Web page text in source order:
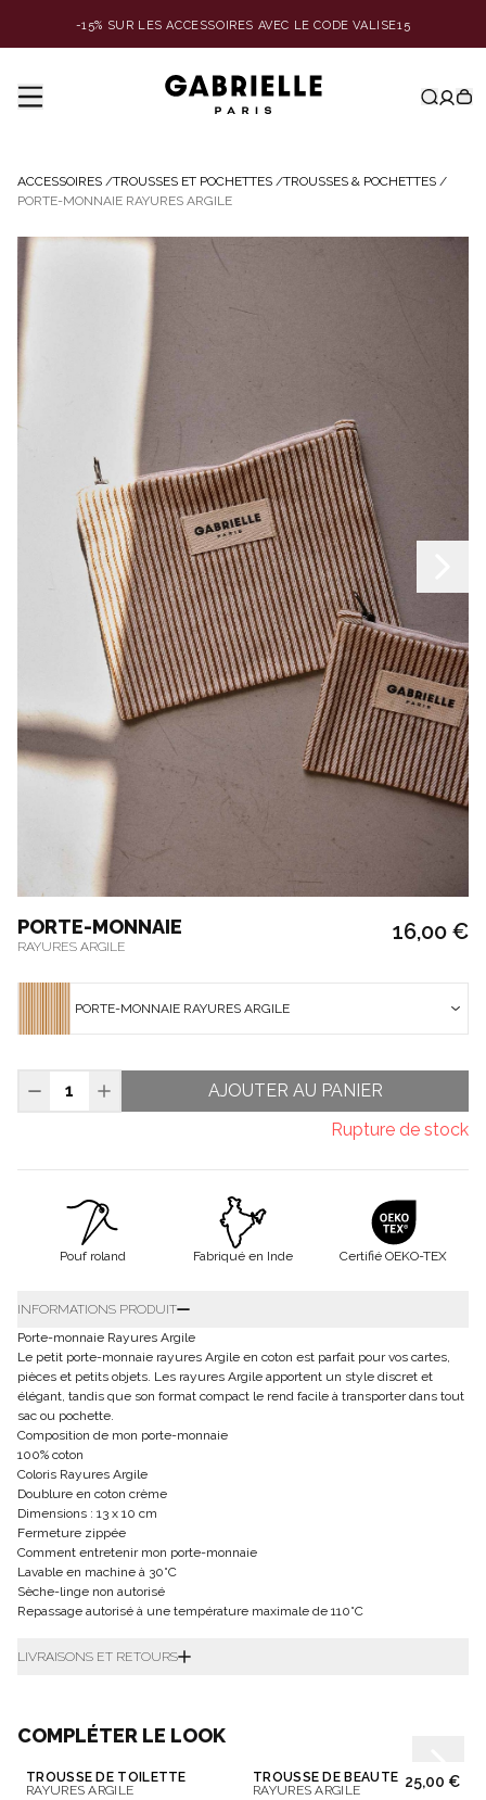
-15% SUR LES ACCESSOIRES AVEC LE CODE VALISE15
ACCESSOIRES /TROUSSES ET POCHETTES /TROUSSES & POCHETTES /
PORTE-MONNAIE RAYURES ARGILE
PORTE-MONNAIE
RAYURES ARGILE
16,00 €
PORTE-MONNAIE RAYURES ARGILE
AJOUTER AU PANIER
Rupture de stock
Pouf roland Fabriqué en Inde Certifié OEKO-TEX
INFORMATIONS PRODUIT
Porte-monnaie Rayures Argile
Le petit porte-monnaie rayures Argile en coton est parfait pour vos cartes,
pièces et petits objets. Les rayures Argile apportent un style discret et
élégant, tandis que son format compact le rend facile à transporter dans tout
sac ou pochette.
Composition de mon porte-monnaie
100% coton
Coloris Rayures Argile
Doublure en coton crème
Dimensions : 13 x 10 cm
Fermeture zippée
Comment entretenir mon porte-monnaie
Lavable en machine à 30°C
Sèche-linge non autorisé
Repassage autorisé à une température maximale de 110°C
LIVRAISONS ET RETOURS
COMPLÉTER LE LOOK
TROUSSE DE TOILETTE
RAYURES ARGILE
TROUSSE DE BEAUTÉ
RAYURES ARGILE
25,00 €